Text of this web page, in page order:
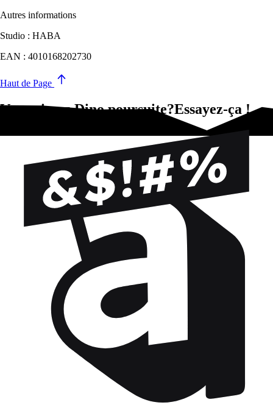
Autres informations
Studio : HABA
EAN : 4010168202730
Haut de Page
Vous aimez Dino poursuite?Essayez-ça !